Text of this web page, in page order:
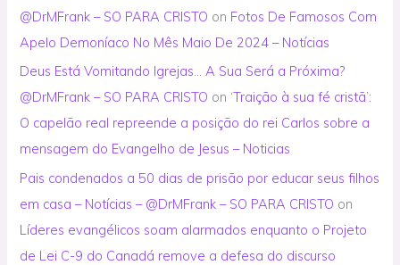
@DrMFrank – SO PARA CRISTO on Fotos De Famosos Com
Apelo Demoníaco No Mês Maio De 2024 – Notícias
Deus Está Vomitando Igrejas… A Sua Será a Próxima?
@DrMFrank – SO PARA CRISTO on ‘Traição à sua fé cristã’:
O capelão real repreende a posição do rei Carlos sobre a
mensagem do Evangelho de Jesus – Noticias
Pais condenados a 50 dias de prisão por educar seus filhos
em casa – Notícias – @DrMFrank – SO PARA CRISTO on
Líderes evangélicos soam alarmados enquanto o Projeto
de Lei C-9 do Canadá remove a defesa do discurso